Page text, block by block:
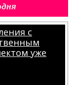
с
уже